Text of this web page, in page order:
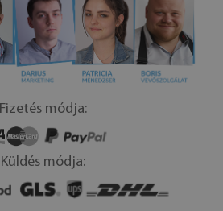
Fizetés módja:
Küldés módja: